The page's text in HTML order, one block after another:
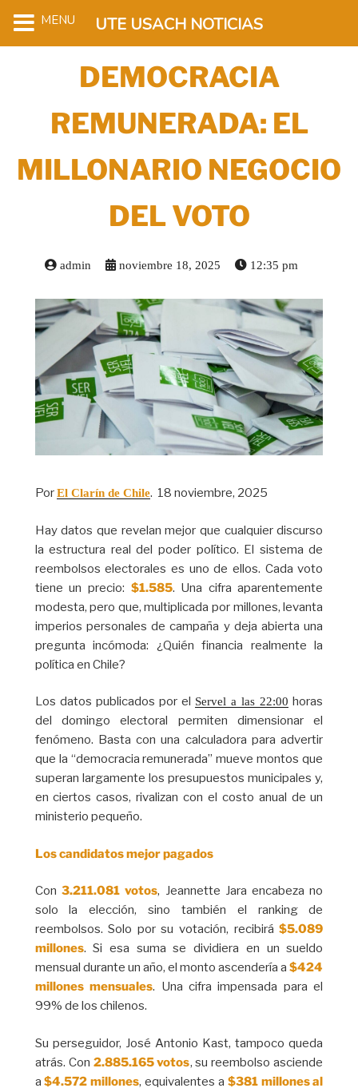
DEMOCRACIA
REMUNERADA: EL
MILLONARIO NEGOCIO
DEL VOTO
admin noviembre 18, 2025 12:35 pm
PorEl Clarín de Chile. 18 noviembre, 2025
Hay datos que revelan mejor que cualquier discurso
la estructura real del poder político. El sistema de
reembolsos electorales es uno de ellos. Cada voto
tiene un precio: $1.585. Una cifra aparentemente
modesta, pero que, multiplicada por millones, levanta
imperios personales de campaña y deja abierta una
pregunta incómoda: ¿Quién financia realmente la
política en Chile?
Los datos publicados por el Servel a las 22:00 horas
del domingo electoral permiten dimensionar el
fenómeno. Basta con una calculadora para advertir
que la “democracia remunerada” mueve montos que
superan largamente los presupuestos municipales y,
en ciertos casos, rivalizan con el costo anual de un
ministerio pequeño.
Los candidatos mejor pagados
Con 3.211.081 votos, Jeannette Jara encabeza no
solo la elección, sino también el ranking de
reembolsos. Solo por su votación, recibirá$5.089
millones. Si esa suma se dividiera en un sueldo
mensual durante un año, el monto ascendería a$424
millones mensuales. Una cifra impensada para el
99% de los chilenos.
Su perseguidor, José Antonio Kast, tampoco queda
atrás. Con 2.885.165 votos, su reembolso asciende
a$4.572 millones, equivalentes a $381 millones al
MENU UTE USACH NOTICIAS